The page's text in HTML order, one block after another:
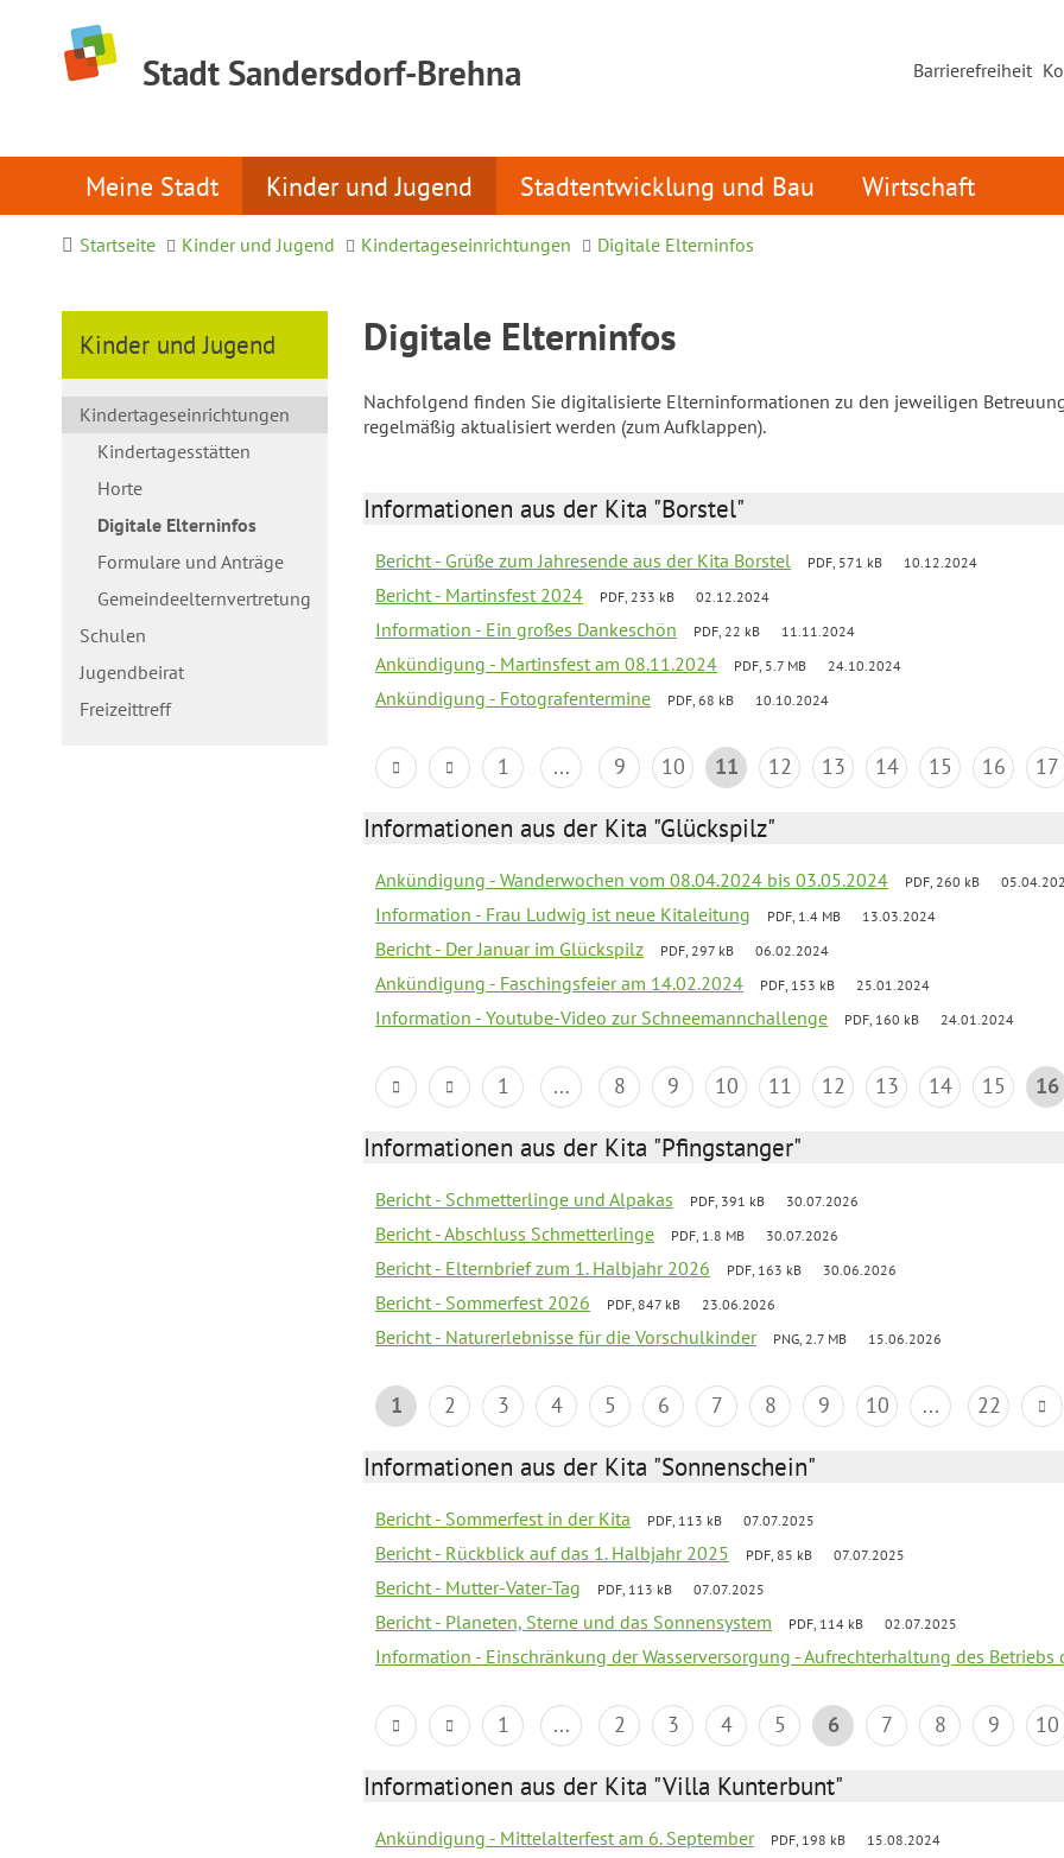
Stadt Sandersdorf-Brehna Barrierefreiheit
Meine Stadt Kinder und Jugend Stadtentwicklung und Bau Wirtschaft
Startseite Kinder und Jugend Kindertageseinrichtungen Digitale Elterninfos
Kinder und Jugend
Kindertageseinrichtungen
Kindertagesstätten
Horte
Digitale Elterninfos
Formulare und Anträge
Gemeindeelternvertretung
Schulen
Jugendbeirat
Freizeittreff
Digitale Elterninfos
Nachfolgend finden Sie digitalisierte Elterninformationen zu den jeweiligen
regelmäßig aktualisiert werden (zum Aufklappen).
Informationen aus der Kita "Borstel"
Bericht - Grüße zum Jahresende aus der Kita Borstel PDF, 571 kB 10.12.2024
Bericht - Martinsfest 2024 PDF, 233 kB 02.12.2024
Information - Ein großes Dankeschön PDF, 22 kB 11.11.2024
Ankündigung - Martinsfest am 08.11.2024 PDF, 5.7 MB 24.10.2024
Ankündigung - Fotografentermine PDF, 68 kB 10.10.2024
1 ... 9 10 11 12 13 14 15 16 17
Informationen aus der Kita "Glückspilz"
Ankündigung - Wanderwochen vom 08.04.2024 bis 03.05.2024 PDF, 260 kB
Information - Frau Ludwig ist neue Kitaleitung PDF, 1.4 MB 13.03.2024
Bericht - Der Januar im Glückspilz PDF, 297 kB 06.02.2024
Ankündigung - Faschingsfeier am 14.02.2024 PDF, 153 kB 25.01.2024
Information - Youtube-Video zur Schneemannchallenge PDF, 160 kB 24.01.2024
1 ... 8 9 10 11 12 13 14 15 16
Informationen aus der Kita "Pfingstanger"
Bericht - Schmetterlinge und Alpakas PDF, 391 kB 30.07.2026
Bericht - Abschluss Schmetterlinge PDF, 1.8 MB 30.07.2026
Bericht - Elternbrief zum 1. Halbjahr 2026 PDF, 163 kB 30.06.2026
Bericht - Sommerfest 2026 PDF, 847 kB 23.06.2026
Bericht - Naturerlebnisse für die Vorschulkinder PNG, 2.7 MB 15.06.2026
1 2 3 4 5 6 7 8 9 10 ... 22
Informationen aus der Kita "Sonnenschein"
Bericht - Sommerfest in der Kita PDF, 113 kB 07.07.2025
Bericht - Rückblick auf das 1. Halbjahr 2025 PDF, 85 kB 07.07.2025
Bericht - Mutter-Vater-Tag PDF, 113 kB 07.07.2025
Bericht - Planeten, Sterne und das Sonnensystem PDF, 114 kB 02.07.2025
Information - Einschränkung der Wasserversorgung - Aufrechterhaltung des Betriebs
1 ... 2 3 4 5 6 7 8 9 10
Informationen aus der Kita "Villa Kunterbunt"
Ankündigung - Mittelalterfest am 6. September PDF, 198 kB 15.08.2024